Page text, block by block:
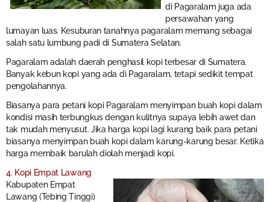
di Pagaralam juga ada
persawahan yang
lumayan luas. Kesuburan tanahnya pagaralam memang sebagai
salah satu lumbung padi di Sumatera Selatan.
Pagaralam adalah daerah penghasil kopi terbesar di Sumatera.
Banyak kebun kopi yang ada di Pagaralam, tetapi sedikit tempat
pengolahannya.
Biasanya para petani kopi Pagaralam menyimpan buah kopi dalam
kondisi masih terbungkus dengan kulitnya supaya lebih awet dan
tak mudah menyusut. Jika harga kopi lagi kurang baik para petani
biasanya menyimpan buah kopi dalam karung-karung besar. Ketika
harga membaik barulah diolah menjadi kopi.
4. Kopi Empat Lawang
Kabupaten Empat
Lawang (Tebing Tinggi)